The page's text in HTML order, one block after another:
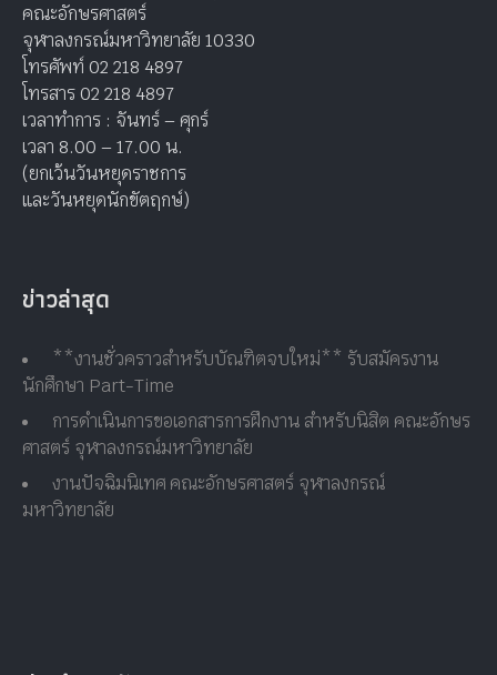
คณะอักษรศาสตร์
จุฬาลงกรณ์มหาวิทยาลัย 10330
โทรศัพท์ 02 218 4897
โทรสาร 02 218 4897
เวลาทำการ : จันทร์ – ศุกร์
เวลา 8.00 – 17.00 น.
(ยกเว้นวันหยุดราชการ
และวันหยุดนักขัตฤกษ์)
ข่าวล่าสุด
**งานชั่วคราวสำหรับบัณฑิตจบใหม่** รับสมัครงาน
นักศึกษา Part-Time
การดำเนินการขอเอกสารการฝึกงาน สำหรับนิสิต คณะอักษร
ศาสตร์ จุฬาลงกรณ์มหาวิทยาลัย
งานปัจฉิมนิเทศ คณะอักษรศาสตร์ จุฬาลงกรณ์
มหาวิทยาลัย